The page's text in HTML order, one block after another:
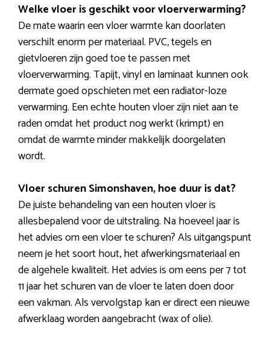
Welke vloer is geschikt voor vloerverwarming?
De mate waarin een vloer warmte kan doorlaten
verschilt enorm per materiaal. PVC, tegels en
gietvloeren zijn goed toe te passen met
vloerverwarming. Tapijt, vinyl en laminaat kunnen ook
dermate goed opschieten met een radiator-loze
verwarming. Een echte houten vloer zijn niet aan te
raden omdat het product nog werkt (krimpt) en
omdat de warmte minder makkelijk doorgelaten
wordt.
Vloer schuren Simonshaven, hoe duur is dat?
De juiste behandeling van een houten vloer is
allesbepalend voor de uitstraling. Na hoeveel jaar is
het advies om een vloer te schuren? Als uitgangspunt
neem je het soort hout, het afwerkingsmateriaal en
de algehele kwaliteit. Het advies is om eens per 7 tot
11 jaar het schuren van de vloer te laten doen door
een vakman. Als vervolgstap kan er direct een nieuwe
afwerklaag worden aangebracht (wax of olie).